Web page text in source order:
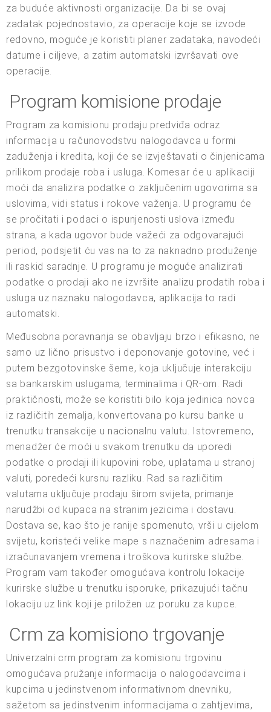
za buduće aktivnosti organizacije. Da bi se ovaj
zadatak pojednostavio, za operacije koje se izvode
redovno, moguće je koristiti planer zadataka, navodeći
datume i ciljeve, a zatim automatski izvršavati ove
operacije.
Program komisione prodaje
Program za komisionu prodaju predviđa odraz
informacija u računovodstvu nalogodavca u formi
zaduženja i kredita, koji će se izvještavati o činjenicama
prilikom prodaje roba i usluga. Komesar će u aplikaciji
moći da analizira podatke o zaključenim ugovorima sa
uslovima, vidi status i rokove važenja. U programu će
se pročitati i podaci o ispunjenosti uslova između
strana, a kada ugovor bude važeći za odgovarajući
period, podsjetit ću vas na to za naknadno produženje
ili raskid saradnje. U programu je moguće analizirati
podatke o prodaji ako ne izvršite analizu prodatih roba i
usluga uz naznaku nalogodavca, aplikacija to radi
automatski.
Međusobna poravnanja se obavljaju brzo i efikasno, ne
samo uz lično prisustvo i deponovanje gotovine, već i
putem bezgotovinske šeme, koja uključuje interakciju
sa bankarskim uslugama, terminalima i QR-om. Radi
praktičnosti, može se koristiti bilo koja jedinica novca
iz različitih zemalja, konvertovana po kursu banke u
trenutku transakcije u nacionalnu valutu. Istovremeno,
menadžer će moći u svakom trenutku da uporedi
podatke o prodaji ili kupovini robe, uplatama u stranoj
valuti, poredeći kursnu razliku. Rad sa različitim
valutama uključuje prodaju širom svijeta, primanje
narudžbi od kupaca na stranim jezicima i dostavu.
Dostava se, kao što je ranije spomenuto, vrši u cijelom
svijetu, koristeći velike mape s naznačenim adresama i
izračunavanjem vremena i troškova kurirske službe.
Program vam također omogućava kontrolu lokacije
kurirske službe u trenutku isporuke, prikazujući tačnu
lokaciju uz link koji je priložen uz poruku za kupce.
Crm za komisiono trgovanje
Univerzalni crm program za komisionu trgovinu
omogućava pružanje informacija o nalogodavcima i
kupcima u jedinstvenom informativnom dnevniku,
sažetom sa jedinstvenim informacijama o zahtjevima,